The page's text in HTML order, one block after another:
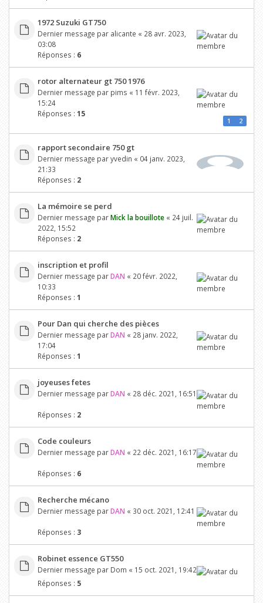
1972 Suzuki GT750
Dernier message par alicante « 28 avr. 2023,
03:08
Réponses : 6
rotor alternateur gt 750 1976
Dernier message par pims « 11 févr. 2023,
15:24
Réponses : 15
1 2
rapport secondaire 750 gt
Dernier message paryvedin « 04 janv. 2023,
21:33
Réponses : 2
La mémoire se perd
Dernier message parMick la bouillote« 24 juil.
2022, 15:52
Réponses : 2
inscription et profil
Dernier message parDAN « 20 févr. 2022,
10:33
Réponses : 1
Pour Dan qui cherche des pièces
Dernier message parDAN « 28 janv. 2022,
17:04
Réponses : 1
joyeuses fetes
Dernier message parDAN « 28 déc. 2021, 16:51
Réponses : 2
Code couleurs
Dernier message parDAN « 22 déc. 2021, 16:17
Réponses : 6
Recherche mécano
Dernier message parDAN « 30 oct. 2021, 12:41
Réponses : 3
Robinet essence GT550
Dernier message par Dom « 15 oct. 2021, 19:42
Réponses : 5